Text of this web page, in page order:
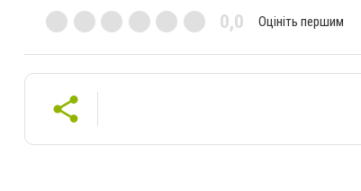
0,0 Оцініть першим